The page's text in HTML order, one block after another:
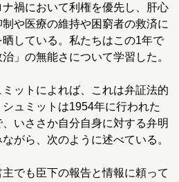
禍において利権を優先し、肝心
や医療の維持や困窮者の救済に
している。私たちはこの1年で
治」の無能さについて学習した。
ットによれば、これは弁証法的
ュミットは1954年に行われた
いささか自分自身に対する弁明
がら、次のように述べている。
主でも臣下の報告と情報に頼って